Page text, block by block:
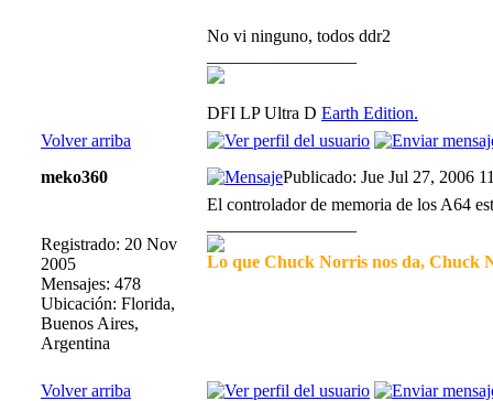
No vi ninguno, todos ddr2
DFI LP Ultra D Earth Edition.
Volver arriba
meko360
Publicado: Jue Jul 27, 2006
Registrado: 20 Nov
2005
Mensajes: 478
Ubicación: Florida,
Buenos Aires,
Argentina
El controlador de memoria de los A64
Lo que Chuck Norris nos da, Chuck
Volver arriba